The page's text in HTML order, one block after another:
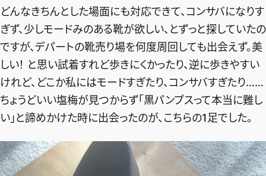
デジタルカタログ
エクラプレミアム通販
プレゼント
MAGAZINE
どんなきちんとした場面にも対応できて、コンサバになりす
ぎず、少しモードみのある靴が欲しい、とずっと探していたの
ですが、デパートの靴売り場を何度周回しても出会えず。美
しい！ と思い試着すれど歩きにくかったり、逆に歩きやすい
けれど、どこか私にはモードすぎたり、コンサバすぎたり……
ちょうどいい塩梅が見つからず「黒パンプスって本当に難し
い」と諦めかけた時に出会ったのが、こちらの1足でした。